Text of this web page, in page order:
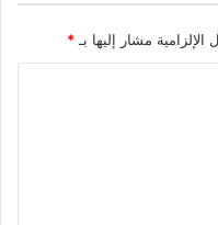
الإلزامية مشار إليها بـ *